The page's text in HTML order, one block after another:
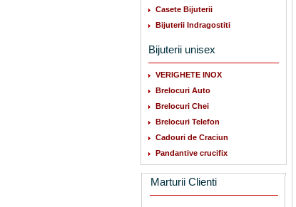
Casete Bijuterii
Bijuterii Indragostiti
Bijuterii unisex
VERIGHETE INOX
Brelocuri Auto
Brelocuri Chei
Brelocuri Telefon
Cadouri de Craciun
Pandantive crucifix
Marturii Clienti